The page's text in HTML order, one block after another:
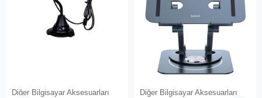
Diğer Bilgisayar Aksesuarları Diğer Bilgisayar Aksesuarları